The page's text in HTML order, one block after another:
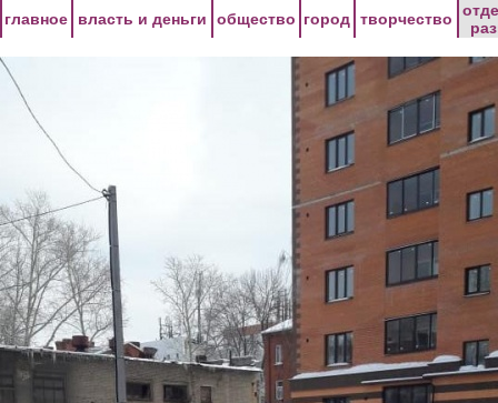
главное власть и деньги общество город творчество